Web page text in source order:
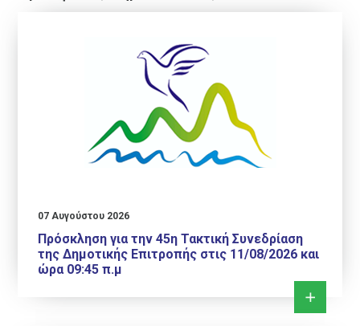
07 Αυγούστου 2026
Πρόσκληση για την 45η Τακτική Συνεδρίαση
της Δημοτικής Επιτροπής στις 11/08/2026 και
ώρα 09:45 π.μ